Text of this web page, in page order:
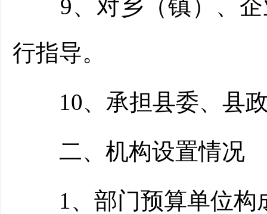
9、对乡（镇）、企
行指导。
10、承担县委、县政
二、机构设置情况
1、部门预算单位构